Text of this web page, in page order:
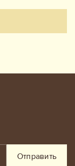
Отправить